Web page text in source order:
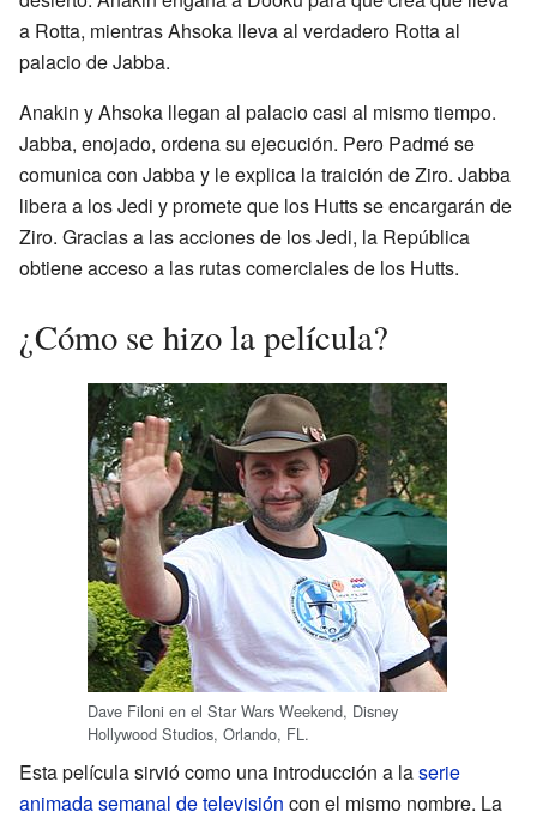
a Rotta, mientras Ahsoka lleva al verdadero Rotta al
palacio de Jabba.
Anakin y Ahsoka llegan al palacio casi al mismo tiempo.
Jabba, enojado, ordena su ejecución. Pero Padmé se
comunica con Jabba y le explica la traición de Ziro. Jabba
libera a los Jedi y promete que los Hutts se encargarán de
Ziro. Gracias a las acciones de los Jedi, la República
obtiene acceso a las rutas comerciales de los Hutts.
¿Cómo se hizo la película?
Dave Filoni en el Star Wars Weekend, Disney
Hollywood Studios, Orlando, FL.
Esta película sirvió como una introducción a laserie
animada semanal de televisión con el mismo nombre. La